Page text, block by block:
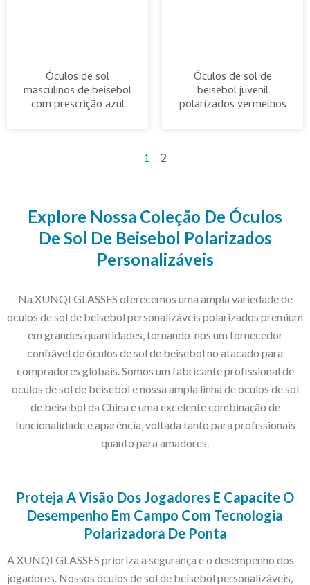
Óculos de sol
masculinos de beisebol
com prescrição azul
Óculos de sol de
beisebol juvenil
polarizados vermelhos
1 2
Explore Nossa Coleção De Óculos
De Sol De Beisebol Polarizados
Personalizáveis
Na XUNQI GLASSES oferecemos uma ampla variedade de
óculos de sol de beisebol personalizáveis ​​polarizados premium
em grandes quantidades, tornando-nos um fornecedor
confiável de óculos de sol de beisebol no atacado para
compradores globais. Somos um fabricante profissional de
óculos de sol de beisebol e nossa ampla linha de óculos de sol
de beisebol da China é uma excelente combinação de
funcionalidade e aparência, voltada tanto para profissionais
quanto para amadores.
Proteja A Visão Dos Jogadores E Capacite O
Desempenho Em Campo Com Tecnologia
Polarizadora De Ponta
A XUNQI GLASSES prioriza a segurança e o desempenho dos
jogadores. Nossos óculos de sol de beisebol personalizáveis,